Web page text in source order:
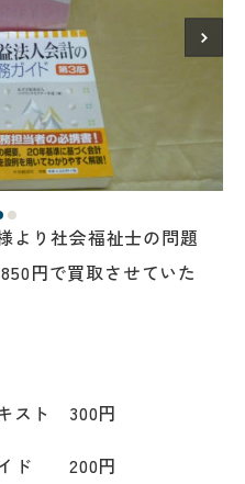
より社会福祉士の問題
円で買取させていた
スト 300円
イド 200円